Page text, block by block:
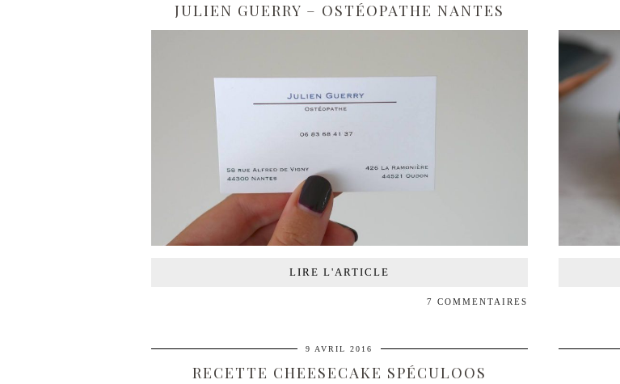
JULIEN GUERRY – OSTÉOPATHE NANTES
LIRE L'ARTICLE
7 COMMENTAIRES
9 AVRIL 2016
RECETTE CHEESECAKE SPÉCULOOS